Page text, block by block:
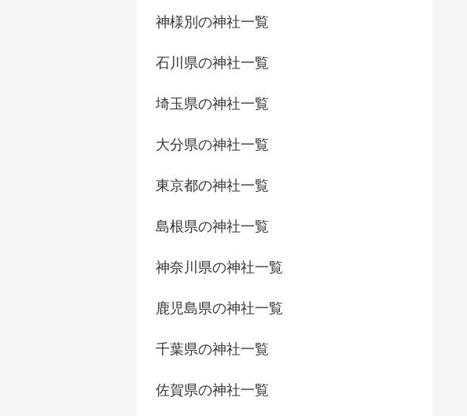
神様別の神社一覧
石川県の神社一覧
埼玉県の神社一覧
大分県の神社一覧
東京都の神社一覧
島根県の神社一覧
神奈川県の神社一覧
鹿児島県の神社一覧
千葉県の神社一覧
佐賀県の神社一覧